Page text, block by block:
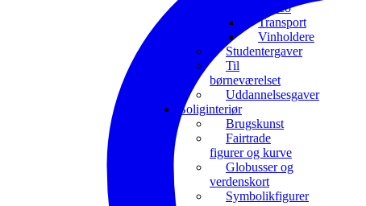
toiletdeco
Transport
Vinholdere
Studentergaver
Til
børneværelset
Uddannelsesgaver
Boliginteriør
Brugskunst
Fairtrade
figurer og kurve
Globusser og
verdenskort
Symbolikfigurer